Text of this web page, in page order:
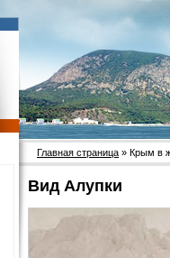
Главная страница » Крым в
Вид Алупки